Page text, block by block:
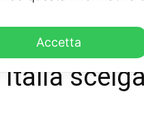
Calenda: "Italia scelga da che
Accetta